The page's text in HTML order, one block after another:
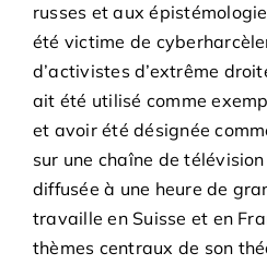
russes et aux
été victime de
d’activistes d’extrême
ait été utilisé comme
et avoir été désignée
sur une chaîne de
diffusée à une heure de
travaille en Suisse et en
thèmes centraux de son